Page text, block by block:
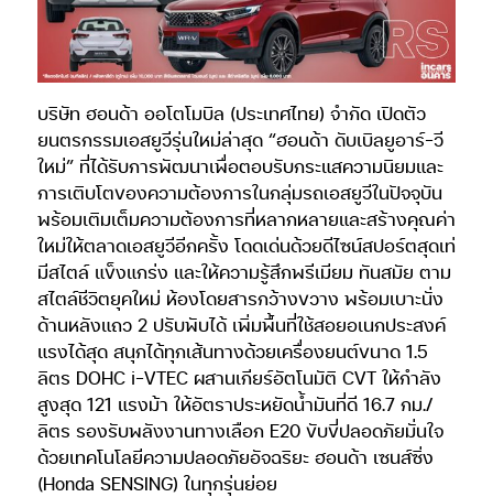
บริษัท ฮอนด้า ออโตโมบิล (ประเทศไทย) จำกัด เปิดตัว
ยนตรกรรมเอสยูวีรุ่นใหม่ล่าสุด “ฮอนด้า ดับเบิลยูอาร์-วี
ใหม่” ที่ได้รับการพัฒนาเพื่อตอบรับกระแสความนิยมและ
การเติบโตของความต้องการในกลุ่มรถเอสยูวีในปัจจุบัน
พร้อมเติมเต็มความต้องการที่หลากหลายและสร้างคุณค่า
ใหม่ให้ตลาดเอสยูวีอีกครั้ง โดดเด่นด้วยดีไซน์สปอร์ตสุดเท่
มีสไตล์ แข็งแกร่ง และให้ความรู้สึกพรีเมียม ทันสมัย ตาม
สไตล์ชีวิตยุคใหม่ ห้องโดยสารกว้างขวาง พร้อมเบาะนั่ง
ด้านหลังแถว 2 ปรับพับได้ เพิ่มพื้นที่ใช้สอยอเนกประสงค์
แรงได้สุด สนุกได้ทุกเส้นทางด้วยเครื่องยนต์ขนาด 1.5
ลิตร DOHC i-VTEC ผสานเกียร์อัตโนมัติ CVT ให้กำลัง
สูงสุด 121 แรงม้า ให้อัตราประหยัดน้ำมันที่ดี 16.7 กม./
ลิตร รองรับพลังงานทางเลือก E20 ขับขี่ปลอดภัยมั่นใจ
ด้วยเทคโนโลยีความปลอดภัยอัจฉริยะ ฮอนด้า เซนส์ซิ่ง
(Honda SENSING) ในทุกรุ่นย่อย